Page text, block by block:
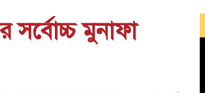
সর্বোচ্চ মুনাফা